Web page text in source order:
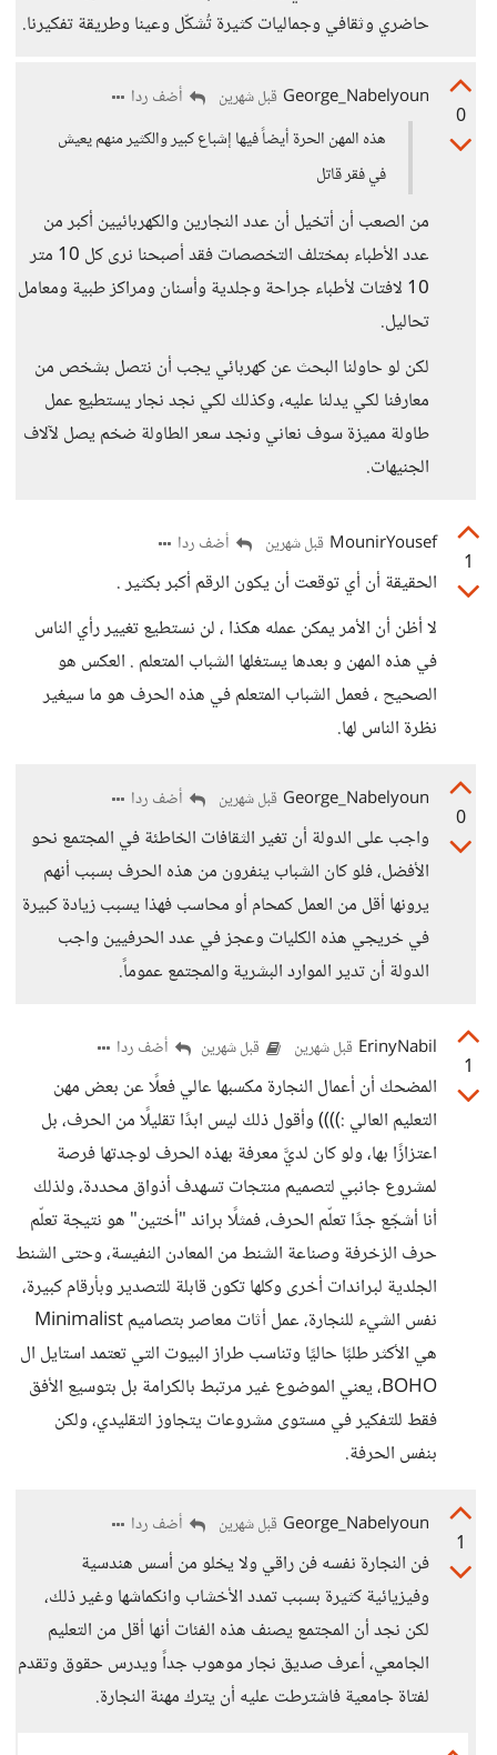
حاضري وثقافي وجماليات كثيرة تُشكّل وعينا وطريقة تفكيرنا.
0
George_Nabelyoun قبل شهرين
أضف ردا
هذه المهن الحرة أيضاً فيها إشباع كبير والكثير منهم يعيش
في فقر قاتل
من الصعب أن أتخيل أن عدد النجارين والكهربائيين أكبر من
عدد الأطباء بمختلف التخصصات فقد أصبحنا نرى كل 10 متر
10 لافتات لأطباء جراحة وجلدية وأسنان ومراكز طبية ومعامل
تحاليل.
لكن لو حاولنا البحث عن كهربائي يجب أن نتصل بشخص من
معارفنا لكي يدلنا عليه، وكذلك لكي نجد نجار يستطيع عمل
طاولة مميزة سوف نعاني ونجد سعر الطاولة ضخم يصل لآلاف
الجنيهات.
1
MounirYousef قبل شهرين أضف ردا
الحقيقة أن أي توقعت أن يكون الرقم أكبر بكثير .
لا أظن أن الأمر يمكن عمله هكذا ، لن نستطيع تغيير رأي الناس
في هذه المهن و بعدها يستغلها الشباب المتعلم . العكس هو
الصحيح ، فعمل الشباب المتعلم في هذه الحرف هو ما سيغير
نظرة الناس لها.
0
George_Nabelyoun قبل شهرين أضف ردا
واجب على الدولة أن تغير الثقافات الخاطئة في المجتمع نحو
الأفضل، فلو كان الشباب ينفرون من هذه الحرف بسبب أنهم
يرونها أقل من العمل كمحام أو محاسب فهذا يسبب زيادة كبيرة
في خريجي هذه الكليات وعجز في عدد الحرفيين واجب
الدولة أن تدير الموارد البشرية والمجتمع عموماً.
1
ErinyNabil قبل شهرين قبل شهرين أضف ردا
المضحك أن أعمال النجارة مكسبها عالي فعلًا عن بعض مهن
التعليم العالي :)))) وأقول ذلك ليس ابدًا تقليلًا من الحرف، بل
اعتزازًا بها، ولو كان لديَّ معرفة بهذه الحرف لوجدتها فرصة
لمشروع جانبي لتصميم منتجات تسهدف أذواق محددة، ولذلك
أنا أشجّع جدًا تعلّم الحرف، فمثلًا براند "أختين" هو نتيجة تعلّم
حرف الزخرفة وصناعة الشنط من المعادن النفيسة، وحتى الشنط
الجلدية لبراندات أخرى وكلها تكون قابلة للتصدير وبأرقام كبيرة،
نفس الشيء للنجارة، عمل أثات معاصر بتصاميم Minimalist
هي الأكثر طلبًا حاليًا وتناسب طراز البيوت التي تعتمد استايل ال
BOHO، يعني الموضوع غير مرتبط بالكرامة بل بتوسيع الأفق
فقط للتفكير في مستوى مشروعات يتجاوز التقليدي، ولكن
بنفس الحرفة.
1
George_Nabelyoun قبل شهرين أضف ردا
فن النجارة نفسه فن راقي ولا يخلو من أسس هندسية
وفيزيائية كثيرة بسبب تمدد الأخشاب وانكماشها وغير ذلك،
لكن نجد أن المجتمع يصنف هذه الفئات أنها أقل من التعليم
الجامعي، أعرف صديق نجار موهوب جداً ويدرس حقوق وتقدم
لفتاة جامعية فاشترطت عليه أن يترك مهنة النجارة.